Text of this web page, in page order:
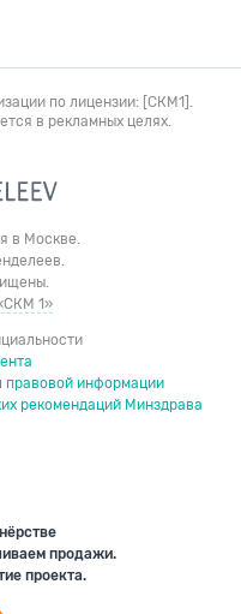
по лицензии: [СКМ1].
в рекламных целях.
в Москве.
1»
правовой информации
рекомендаций Минздрава
продажи.
проекта.